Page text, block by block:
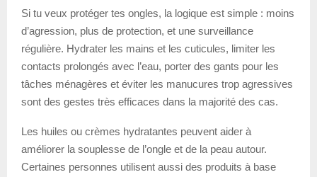
Si tu veux protéger tes ongles, la logique est simple : moins
d’agression, plus de protection, et une surveillance
régulière. Hydrater les mains et les cuticules, limiter les
contacts prolongés avec l’eau, porter des gants pour les
tâches ménagères et éviter les manucures trop agressives
sont des gestes très efficaces dans la majorité des cas.
Les huiles ou crèmes hydratantes peuvent aider à
améliorer la souplesse de l’ongle et de la peau autour.
Certaines personnes utilisent aussi des produits à base